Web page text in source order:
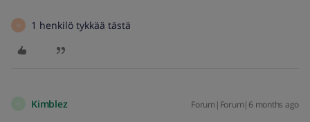
H 1 henkilö tykkää tästä
Kimblez Forum|Forum|6 months ago